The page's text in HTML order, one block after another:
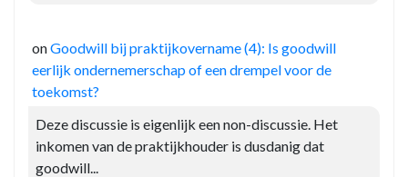
onGoodwill bij praktijkovername (4): Is goodwill
eerlijk ondernemerschap of een drempel voor de
toekomst?
Deze discussie is eigenlijk een non-discussie. Het
inkomen van de praktijkhouder is dusdanig dat
goodwill...